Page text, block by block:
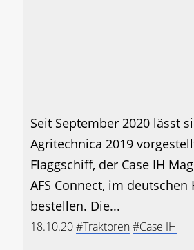
Seit September 2020 lässt
Agritechnica 2019
Flaggschiff, der Case IH
AFS Connect, im deutschen
bestellen. Die...
18.10.20#Traktoren#Case IH